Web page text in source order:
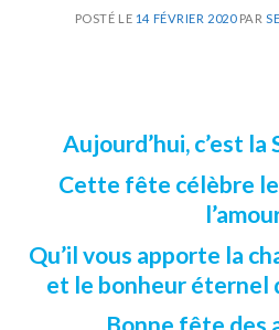
POSTÉ LE 14 FÉVRIER 2020PAR
Aujourd’hui, c’est
Cette fête célèbre
Qu’il vous apporte la
et le bonheur éternel
Bonne fête des